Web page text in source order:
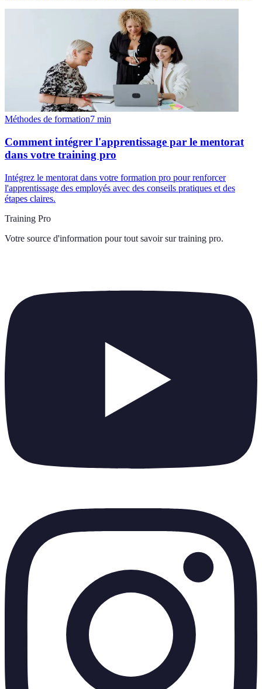
Méthodes de formation7 min
Comment intégrer l'apprentissage par le mentorat
dans votre training pro
Intégrez le mentorat dans votre formation pro pour renforcer
l'apprentissage des employés avec des conseils pratiques et des
étapes claires.
Training Pro
Votre source d'information pour tout savoir sur training pro.